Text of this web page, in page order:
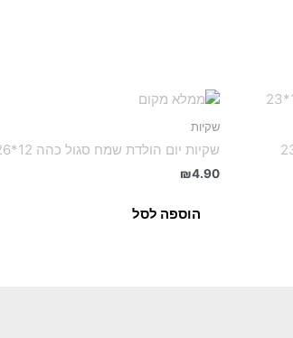
שקיות
שקיות יום הולדת שמח סגול כהה 12*26*32
₪4.90
הוספה לסל